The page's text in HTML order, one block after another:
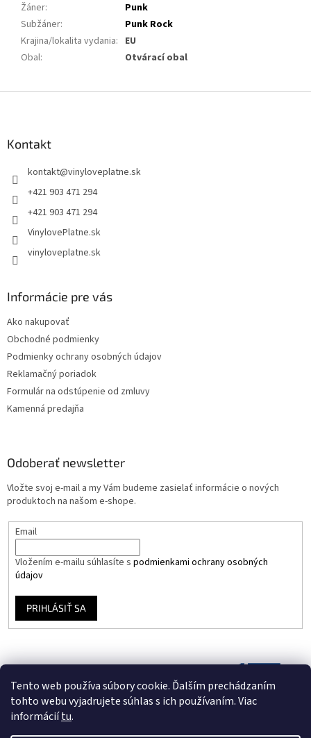
Tento web používa súbory cookie. Ďalším prechádzaním
tohto webu vyjadrujete súhlas s ich používaním. Viac
informáciítu.
Žáner:
Punk
Subžáner:
Punk Rock
Krajina/lokalita vydania: EU
Obal: Otvárací obal
Kontakt
kontakt@vinyloveplatne.sk
+421 903 471 294
+421 903 471 294
VinylovePlatne.sk
vinyloveplatne.sk
Informácie pre vás
Ako nakupovať
Obchodné podmienky
Podmienky ochrany osobných údajov
Reklamačný poriadok
Formulár na odstúpenie od zmluvy
Kamenná predajňa
Odoberať newsletter
Vložte svoj e-mail a my Vám budeme zasielať informácie o nových
produktoch na našom e-shope.
Email
Vložením e-mailu súhlasíte s podmienkami ochrany osobných
údajov
PRIHLÁSIŤ SA